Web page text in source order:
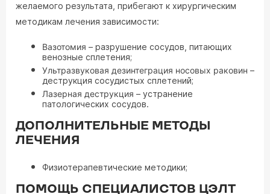
желаемого результата, прибегают к хирургическим
методикам лечения зависимости:
Вазотомия – разрушение сосудов, питающих
венозные сплетения;
Ультразвуковая дезинтеграция носовых раковин –
деструкция сосудистых сплетений;
Лазерная деструкция – устранение
патологических сосудов.
ДОПОЛНИТЕЛЬНЫЕ МЕТОДЫ
ЛЕЧЕНИЯ
Физиотерапевтические методики;
ПОМОЩЬ СПЕЦИАЛИСТОВ ЦЭЛТ